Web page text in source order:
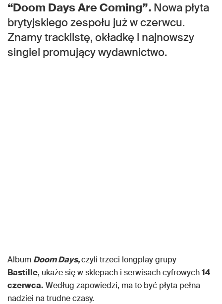
“Doom Days Are Coming”. Nowa płyta
brytyjskiego zespołu już w czerwcu.
Znamy tracklistę, okładkę i najnowszy
singiel promujący wydawnictwo.
Album Doom Days,czyli trzeci longplay grupy
Bastille, ukaże się w sklepach i serwisach cyfrowych14
czerwca. Według zapowiedzi, ma to być płyta pełna
nadziei na trudne czasy.